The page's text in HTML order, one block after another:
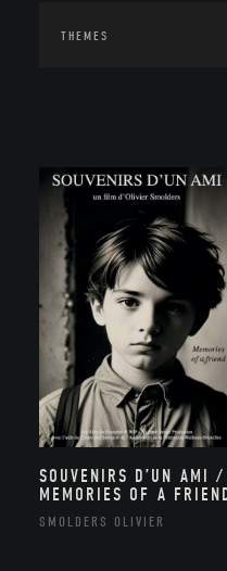
THEMES
SOUVENIRS D’UN AMI /
MEMORIES OF A
SMOLDERS OLIVIER